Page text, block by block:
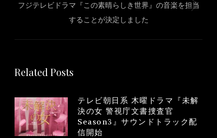
Next
post:
フジテレビドラマ『この素晴らしき世界』の音楽を担当
することが決定しました
Related Posts
テレビ朝日系 木曜ドラマ『未解
決の女 警視庁文書捜査官
Season3』サウンドトラック配
信開始